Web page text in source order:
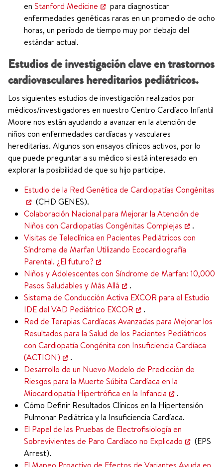
en Stanford Medicine
para diagnosticar
enfermedades genéticas raras en un promedio de ocho
horas, un período de tiempo muy por debajo del
estándar actual.
Estudios de investigación clave en trastornos
cardiovasculares hereditarios pediátricos.
Los siguientes estudios de investigación realizados por
médicos/investigadores en nuestro Centro Cardíaco Infantil
Moore nos están ayudando a avanzar en la atención de
niños con enfermedades cardíacas y vasculares
hereditarias. Algunos son ensayos clínicos activos, por lo
que puede preguntar a su médico si está interesado en
explorar la posibilidad de que su hijo participe.
Estudio de la Red Genética de Cardiopatías Congénitas
(CHD GENES).
Colaboración Nacional para Mejorar la Atención de
Niños con Cardiopatías Congénitas Complejas
.
Visitas de Teleclínica en Pacientes Pediátricos con
Síndrome de Marfan Utilizando Ecocardiografía
Parental. ¿El futuro?
Niños y Adolescentes con Síndrome de Marfan: 10,000
Pasos Saludables y Más Allá
.
Sistema de Conducción Activa EXCOR para el Estudio
IDE del VAD Pediátrico EXCOR
.
Red de Terapias Cardíacas Avanzadas para Mejorar los
Resultados para la Salud de los Pacientes Pediátricos
con Cardiopatía Congénita con Insuficiencia Cardíaca
(ACTION)
.
Desarrollo de un Nuevo Modelo de Predicción de
Riesgos para la Muerte Súbita Cardíaca en la
Miocardiopatía Hipertrófica en la Infancia
.
Cómo Definir Resultados Clínicos en la Hipertensión
Pulmonar Pediátrica y la Insuficiencia Cardíaca.
El Papel de las Pruebas de Electrofisiología en
Sobrevivientes de Paro Cardíaco no Explicado
(EPS
Arrest).